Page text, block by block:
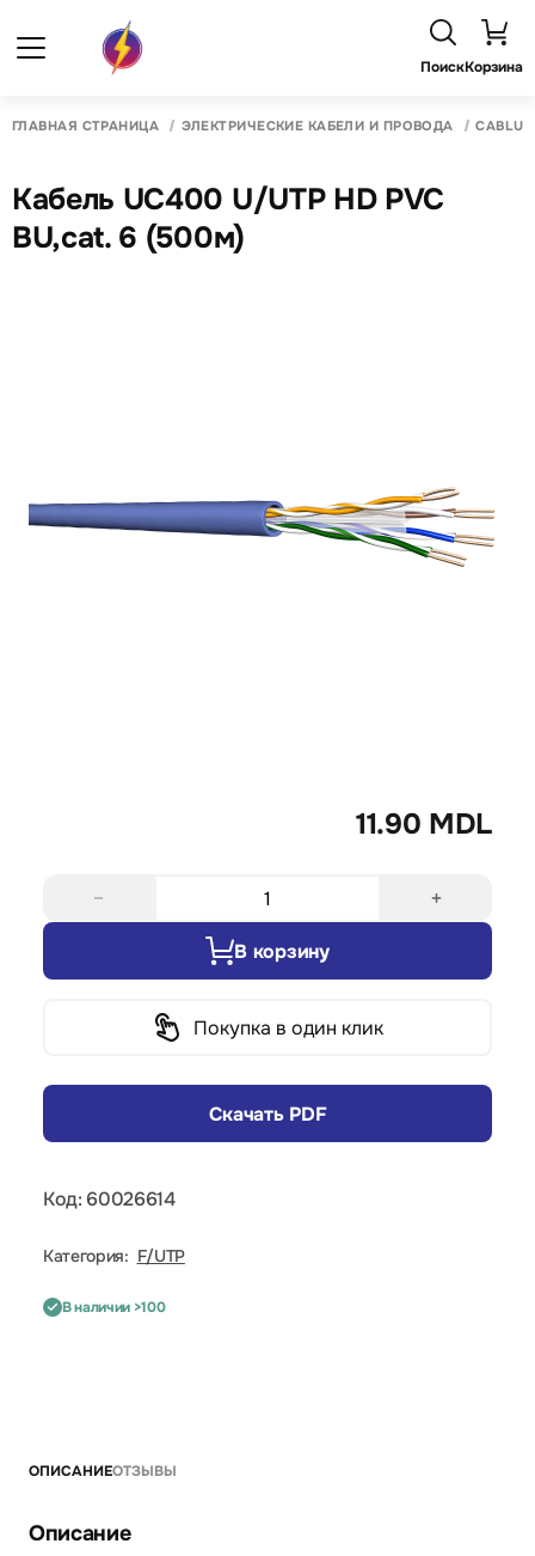
ПоискКорзина
ГЛАВНАЯ СТРАНИЦА ЭЛЕКТРИЧЕСКИЕ КАБЕЛИ И ПРОВОДА CABLU
Кабель UC400 U/UTP HD PVC
BU,cat. 6 (500м)
11.90 MDL
− +
В корзину
Покупка в один клик
Скачать PDF
Код: 60026614
Категория: F/UTP
В наличии >100
ОПИСАНИЕОТЗЫВЫ
Описание